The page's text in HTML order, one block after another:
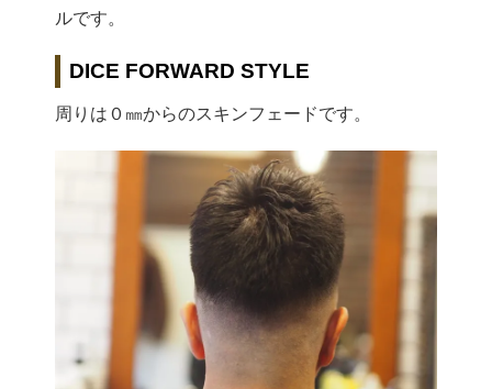
ルです。
DICE FORWARD STYLE
周りは０㎜からのスキンフェードです。